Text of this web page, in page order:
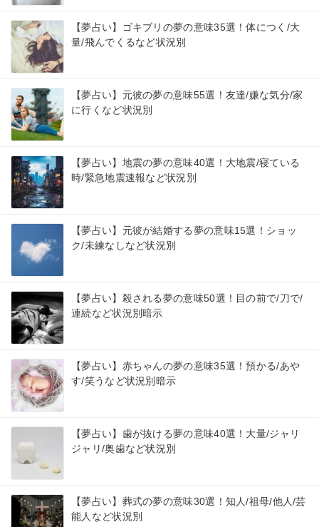
【夢占い】ゴキブリの夢の意味35選！体につく/大
量/飛んでくるなど状況別
【夢占い】元彼の夢の意味55選！友達/嫌な気分/家
に行くなど状況別
【夢占い】地震の夢の意味40選！大地震/寝ている
時/緊急地震速報など状況別
【夢占い】元彼が結婚する夢の意味15選！ショッ
ク/未練なしなど状況別
【夢占い】殺される夢の意味50選！目の前で/刀で/
連続など状況別暗示
【夢占い】赤ちゃんの夢の意味35選！預かる/あや
す/笑うなど状況別暗示
【夢占い】歯が抜ける夢の意味40選！大量/ジャリ
ジャリ/奥歯など状況別
【夢占い】葬式の夢の意味30選！知人/祖母/他人/芸
能人など状況別